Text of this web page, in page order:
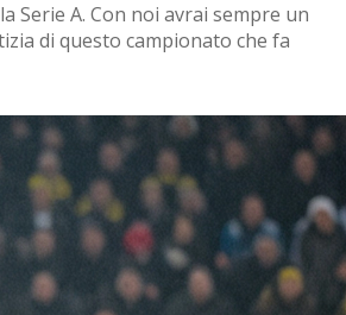
Serie A. Con noi avrai sempre un
di questo campionato che fa